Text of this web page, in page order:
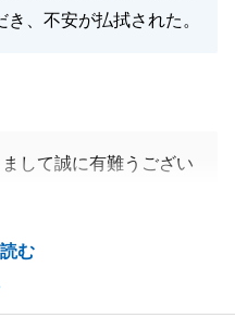
、不安が払拭された。
む
して誠に有難うござい
る事象もございましたが
対応いただけたからと思